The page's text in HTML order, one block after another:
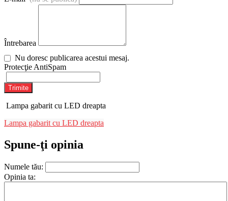
Întrebarea
Nu doresc publicarea acestui mesaj.
Protecţie AntiSpam
Trimite
Lampa gabarit cu LED dreapta
Lampa gabarit cu LED dreapta
Spune-ţi opinia
Numele tău:
Opinia ta: